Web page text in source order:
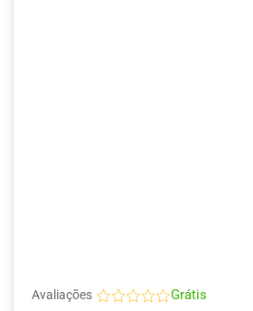
Avaliações Grátis